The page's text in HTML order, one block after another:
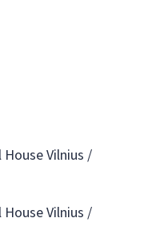
Vilnius /
Vilnius /